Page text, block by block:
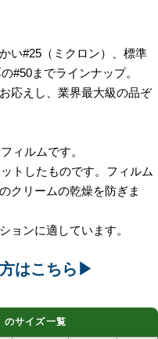
い#25（ミクロン）、標準
#50までラインナップ。
応えし、業界最大級の品ぞ
ィルムです。
トしたものです。フィルム
クリームの乾燥を防ぎま
ョンに適しています。
はこちら▶
のサイズ一覧